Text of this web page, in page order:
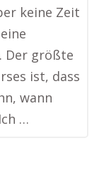
keine Zeit
Der größte
ist, dass
wann
…